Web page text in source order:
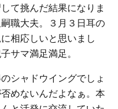
て挑んだ結果になりま
職大夫。３月３日耳の
相応しいと思いまし
サマ満足満足。
シャドウイングでしょ
めないんだよなぁ。本